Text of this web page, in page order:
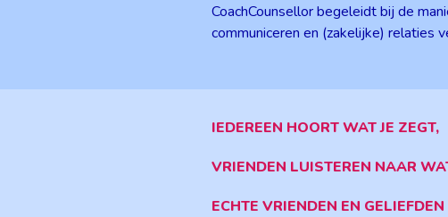
CoachCounsellor begeleidt bij de
communiceren en (zakelijke) relaties
IEDEREEN HOORT WAT JE ZEGT,
VRIENDEN LUISTEREN NAAR
ECHTE VRIENDEN EN